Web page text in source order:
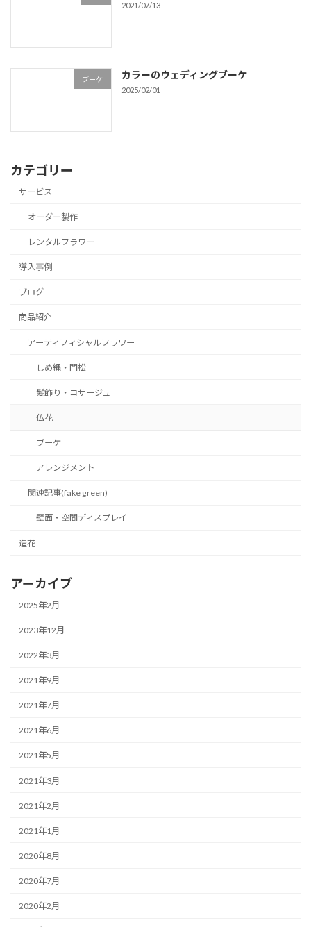
2021/07/13
ブーケ カラーのウェディングブーケ
2025/02/01
カテゴリー
サービス
オーダー製作
レンタルフラワー
導入事例
ブログ
商品紹介
アーティフィシャルフラワー
しめ縄・門松
髪飾り・コサージュ
仏花
ブーケ
アレンジメント
関連記事(fake green)
壁面・空間ディスプレイ
造花
アーカイブ
2025年2月
2023年12月
2022年3月
2021年9月
2021年7月
2021年6月
2021年5月
2021年3月
2021年2月
2021年1月
2020年8月
2020年7月
2020年2月